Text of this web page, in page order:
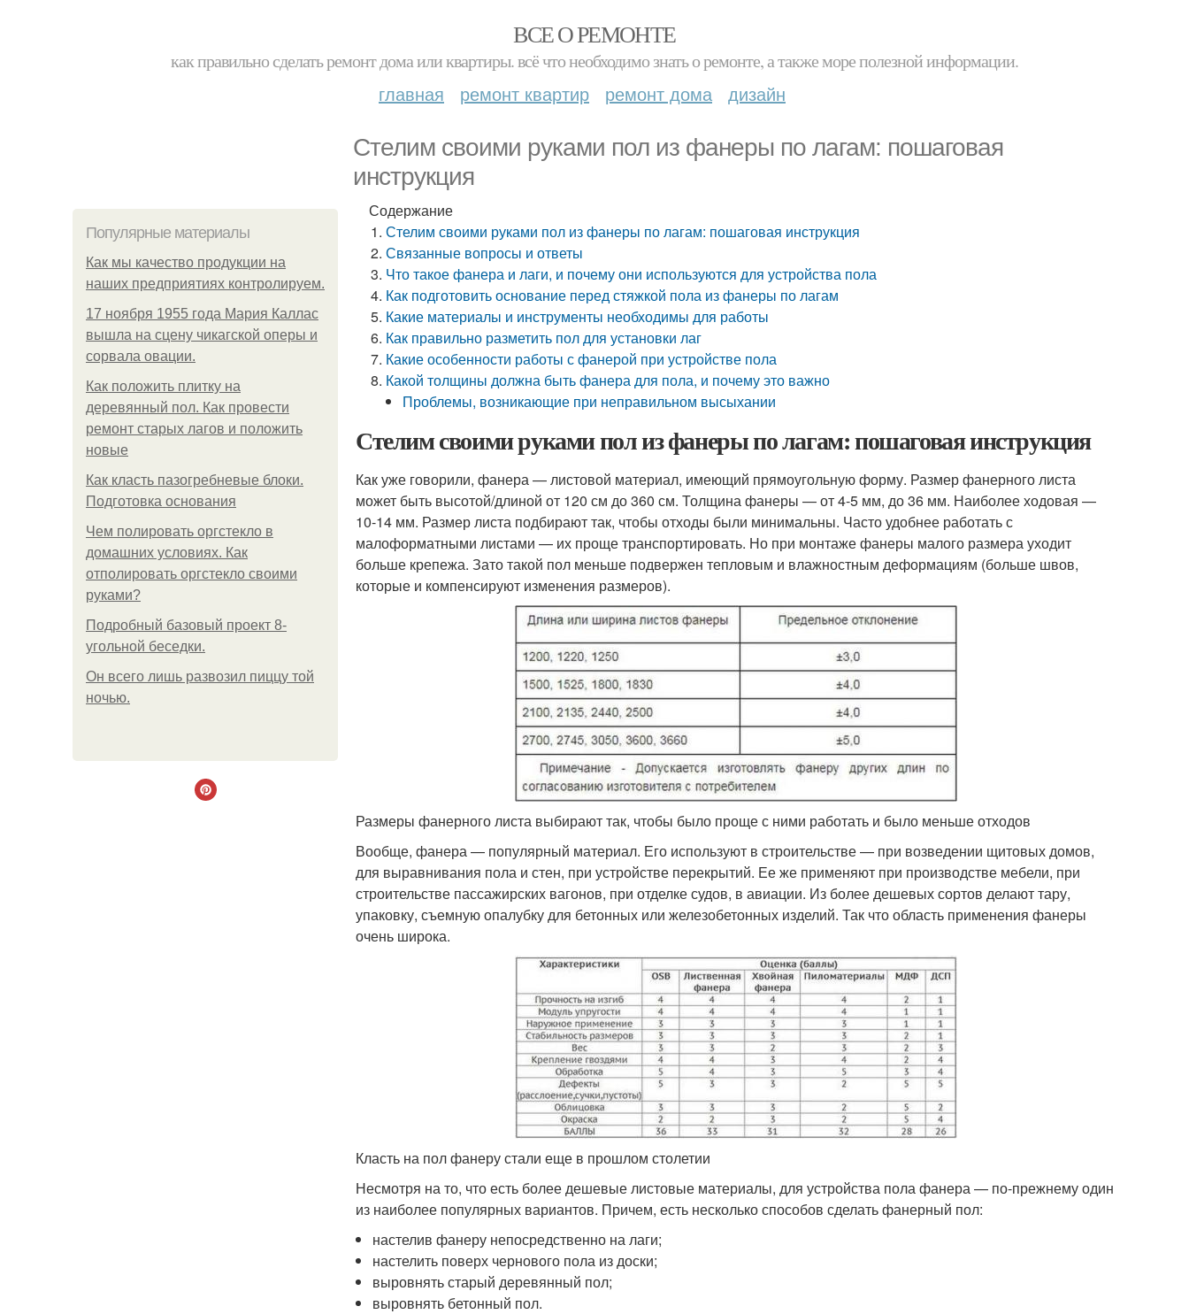
ВСЕ О РЕМОНТЕ
как правильно сделать ремонт дома или квартиры. всё что необходимо знать о ремонте, а также море полезной информации.
главная ремонт квартир ремонт дома дизайн
Стелим своими руками пол из фанеры по лагам: пошаговая
инструкция
Популярные материалы
Как мы качество продукции на
наших предприятиях контролируем.
17 ноября 1955 года Мария Каллас
вышла на сцену чикагской оперы и
сорвала овации.
Как положить плитку на
деревянный пол. Как провести
ремонт старых лагов и положить
новые
Как класть пазогребневые блоки.
Подготовка основания
Чем полировать оргстекло в
домашних условиях. Как
отполировать оргстекло своими
руками?
Подробный базовый проект 8-
угольной беседки.
Он всего лишь развозил пиццу той
ночью.
Содержание
Стелим своими руками пол из фанеры по лагам: пошаговая инструкция
Связанные вопросы и ответы
Что такое фанера и лаги, и почему они используются для устройства пола
Как подготовить основание перед стяжкой пола из фанеры по лагам
Какие материалы и инструменты необходимы для работы
Как правильно разметить пол для установки лаг
Какие особенности работы с фанерой при устройстве пола
Какой толщины должна быть фанера для пола, и почему это важно
Проблемы, возникающие при неправильном высыхании
Стелим своими руками пол из фанеры по лагам: пошаговая инструкция
Как уже говорили, фанера — листовой материал, имеющий прямоугольную форму. Размер фанерного листа
может быть высотой/длиной от 120 см до 360 см. Толщина фанеры — от 4-5 мм, до 36 мм. Наиболее ходовая —
10-14 мм. Размер листа подбирают так, чтобы отходы были минимальны. Часто удобнее работать с
малоформатными листами — их проще транспортировать. Но при монтаже фанеры малого размера уходит
больше крепежа. Зато такой пол меньше подвержен тепловым и влажностным деформациям (больше швов,
которые и компенсируют изменения размеров).
Размеры фанерного листа выбирают так, чтобы было проще с ними работать и было меньше отходов
Вообще, фанера — популярный материал. Его используют в строительстве — при возведении щитовых домов,
для выравнивания пола и стен, при устройстве перекрытий. Ее же применяют при производстве мебели, при
строительстве пассажирских вагонов, при отделке судов, в авиации. Из более дешевых сортов делают тару,
упаковку, съемную опалубку для бетонных или железобетонных изделий. Так что область применения фанеры
очень широка.
Класть на пол фанеру стали еще в прошлом столетии
Несмотря на то, что есть более дешевые листовые материалы, для устройства пола фанера — по-прежнему один
из наиболее популярных вариантов. Причем, есть несколько способов сделать фанерный пол:
настелив фанеру непосредственно на лаги;
настелить поверх чернового пола из доски;
выровнять старый деревянный пол;
выровнять бетонный пол.